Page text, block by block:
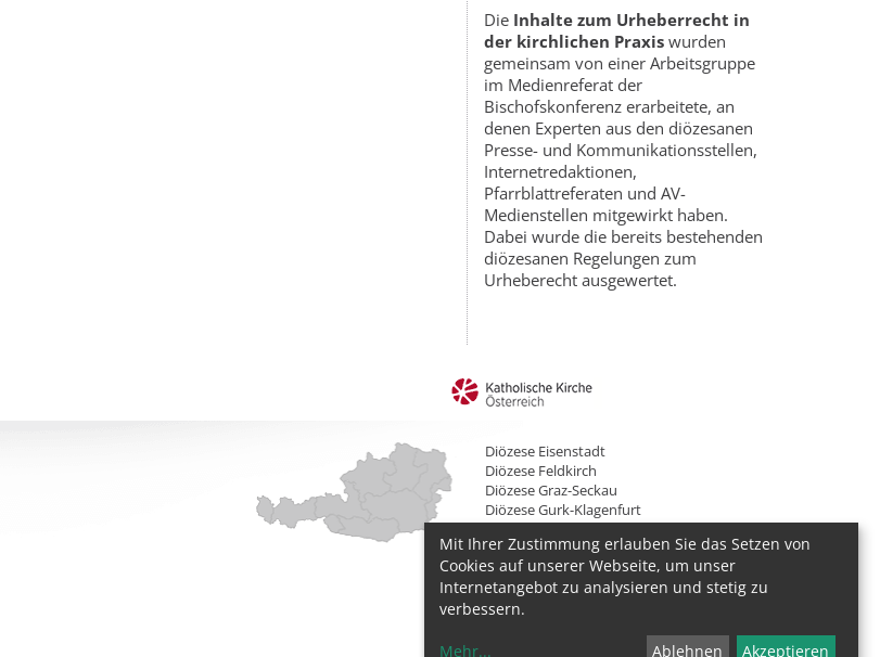
Die Inhalte zum Urheberrecht in
der kirchlichen Praxis wurden
gemeinsam von einer Arbeitsgruppe
im Medienreferat der
Bischofskonferenz erarbeitete, an
denen Experten aus den diözesanen
Presse- und Kommunikationsstellen,
Internetredaktionen,
Pfarrblattreferaten und AV-
Medienstellen mitgewirkt haben.
Dabei wurde die bereits bestehenden
diözesanen Regelungen zum
Urheberecht ausgewertet.
Diözese Eisenstadt
Diözese Feldkirch
Diözese Graz-Seckau
Diözese Gurk-Klagenfurt
Diözese Innsbruck
Diözese Linz
Diözese St. Pölten
Erzdiözese Salzburg
Erzdiözese Wien
Mit Ihrer Zustimmung erlauben Sie das Setzen von
Cookies auf unserer Webseite, um unser
Internetangebot zu analysieren und stetig zu
verbessern.
Mehr... Ablehnen Akzeptieren